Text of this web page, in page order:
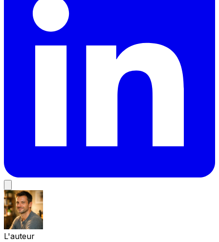
L'auteur